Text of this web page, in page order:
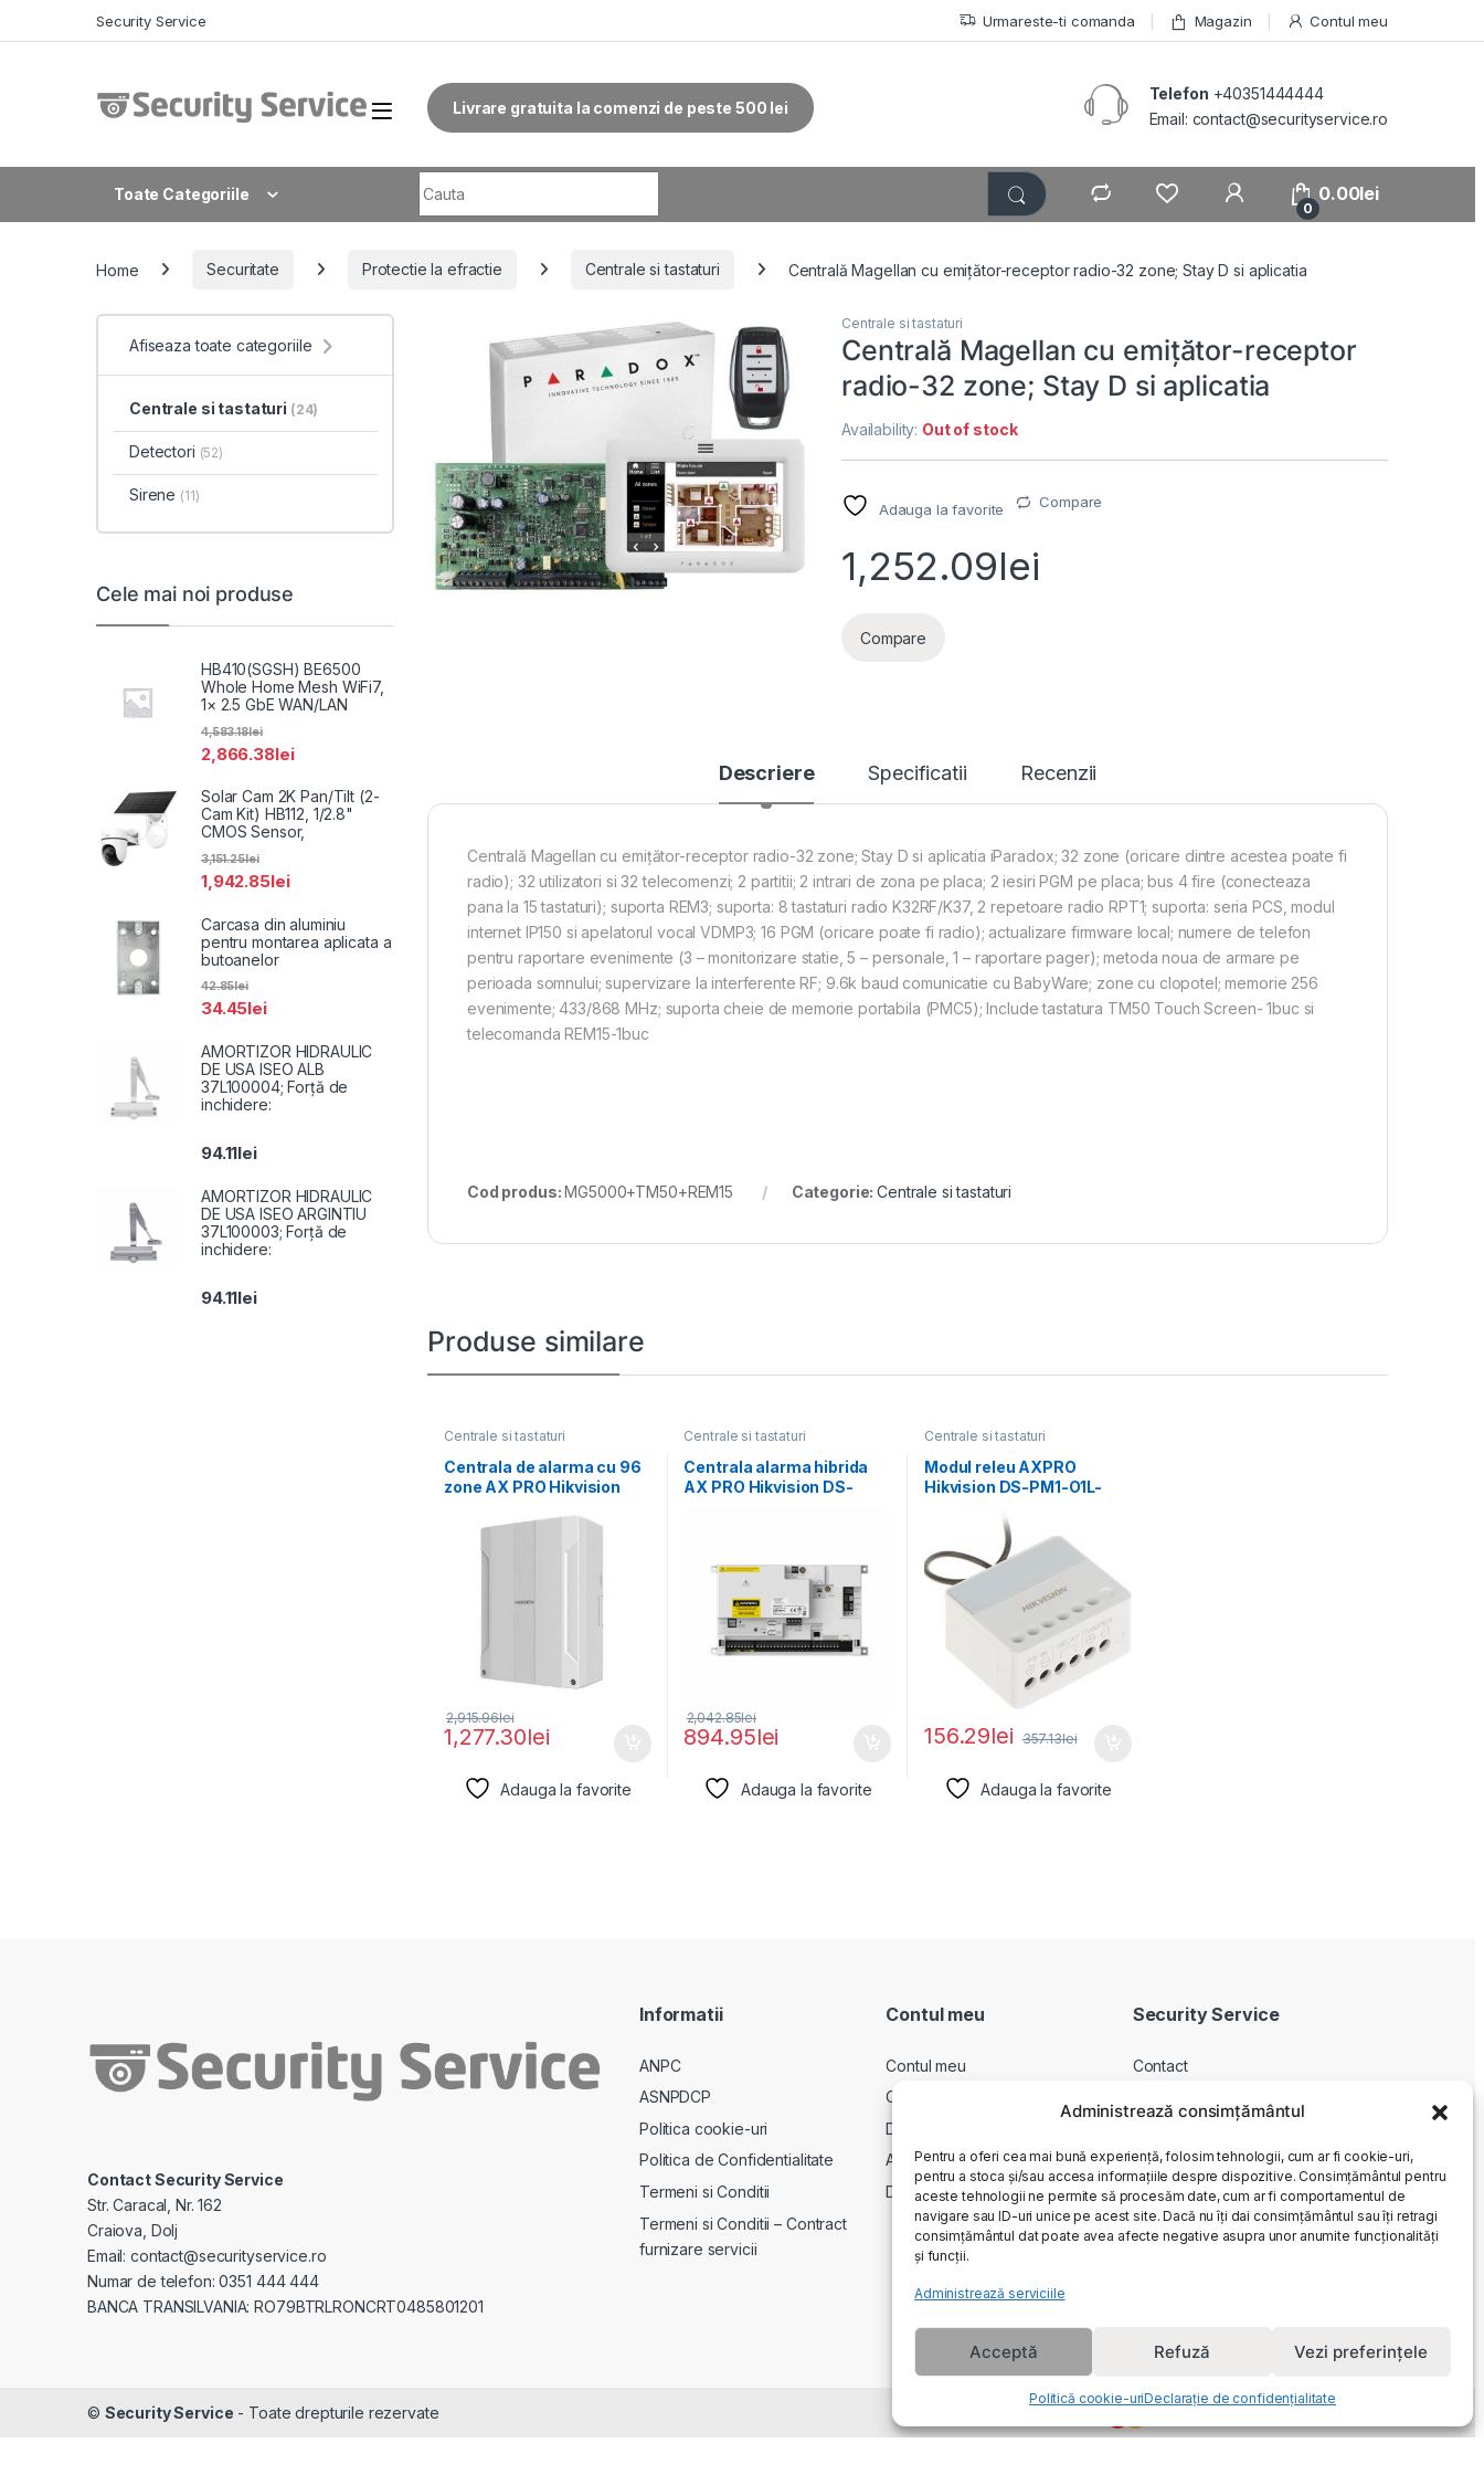
Administrează consimțământul
Pentru a oferi cea mai bună experiență, folosim tehnologii, cum ar fi cookie-uri,
pentru a stoca și/sau accesa informațiile despre dispozitive. Consimțământul pentru
aceste tehnologii ne permite să procesăm date, cum ar fi comportamentul de
navigare sau ID-uri unice pe acest site. Dacă nu îți dai consimțământul sau îți retragi
consimțământul dat poate avea afecte negative asupra unor anumite funcționalități
și funcții.
Administrează serviciile
Acceptă Refuză Vezi preferințele
Politică cookie-uriDeclarație de confidențialitate
Security Service Urmareste-ti comanda Magazin Contul meu
Livrare gratuita la comenzi de peste 500 lei
Telefon +40351444444
Email: contact@securityservice.ro
Toate Categoriile
0
0.00lei
Home Securitate Protectie la efractie Centrale si tastaturi Centrală Magellan cu emiţător-receptor radio-32 zone; Stay D si aplicatia
Centrale si tastaturi
Centrală Magellan cu emiţător-receptor
radio-32 zone; Stay D si aplicatia
Availability: Out of stock
Adauga la favorite Compare
1,252.09lei
Compare
Descriere Specificatii Recenzii
Centrală Magellan cu emiţător-receptor radio-32 zone; Stay D si aplicatia iParadox; 32 zone (oricare dintre acestea poate fi
radio); 32 utilizatori si 32 telecomenzi; 2 partitii; 2 intrari de zona pe placa; 2 iesiri PGM pe placa; bus 4 fire (conecteaza
pana la 15 tastaturi); suporta REM3; suporta: 8 tastaturi radio K32RF/K37, 2 repetoare radio RPT1; suporta: seria PCS, modul
internet IP150 si apelatorul vocal VDMP3; 16 PGM (oricare poate fi radio); actualizare firmware local; numere de telefon
pentru raportare evenimente (3 – monitorizare statie, 5 – personale, 1 – raportare pager); metoda noua de armare pe
perioada somnului; supervizare la interferente RF; 9.6k baud comunicatie cu BabyWare; zone cu clopotel; memorie 256
evenimente; 433/868 MHz; suporta cheie de memorie portabila (PMC5); Include tastatura TM50 Touch Screen- 1buc si
telecomanda REM15-1buc
Cod produs:MG5000+TM50+REM15 Categorie:Centrale si tastaturi
Produse similare
Centrale si tastaturi
Centrala de alarma cu 96
zone AX PRO Hikvision
1,277.30lei
2,915.96lei
Adauga la favorite
Centrale si tastaturi
Centrala alarma hibrida
AX PRO Hikvision DS-
894.95lei
2,042.85lei
Adauga la favorite
Centrale si tastaturi
Modul releu AXPRO
Hikvision DS-PM1-O1L-
156.29lei 357.13lei
Adauga la favorite
Afiseaza toate categoriile
Centrale si tastaturi (24)
Detectori (52)
Sirene (11)
Cele mai noi produse
HB410(SGSH) BE6500
Whole Home Mesh WiFi7,
1× 2.5 GbE WAN/LAN
2,866.38lei
4,583.18lei
Solar Cam 2K Pan/Tilt (2-
Cam Kit) HB112, 1/2.8"
CMOS Sensor,
1,942.85lei
3,151.25lei
Carcasa din aluminiu
pentru montarea aplicata a
butoanelor
34.45lei
42.85lei
AMORTIZOR HIDRAULIC
DE USA ISEO ALB
37L100004; Forță de
inchidere:
94.11lei
AMORTIZOR HIDRAULIC
DE USA ISEO ARGINTIU
37L100003; Forță de
inchidere:
94.11lei
Contact Security Service
Str. Caracal, Nr. 162
Craiova, Dolj
Email: contact@securityservice.ro
Numar de telefon: 0351 444 444
BANCA TRANSILVANIA: RO79BTRLRONCRT0485801201
Informatii
ANPC
ASNPDCP
Politica cookie-uri
Politica de Confidentialitate
Termeni si Conditii
Termeni si Conditii – Contract
furnizare servicii
Contul meu
Contul meu
Comenzi
Descarcari
Adrese
Detalii cont
Security Service
Contact
Service si garantie
Cum cumpar
Returnari
© Security Service - Toate drepturile rezervate